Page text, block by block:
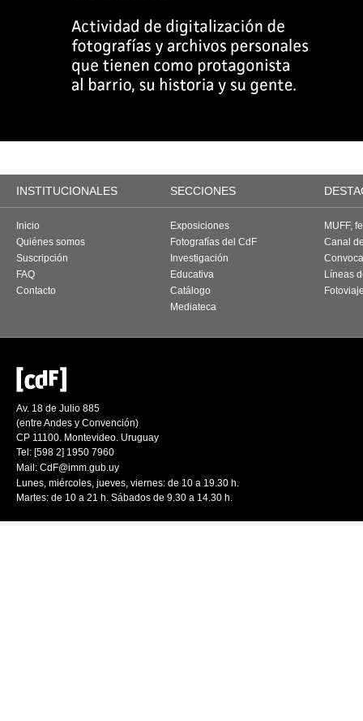
INSTITUCIONALES SECCIONES
Inicio
Quiénes somos
Suscripción
FAQ
Contacto
Exposiciones
Fotografías del CdF
Investigación
Educativa
Catálogo
Mediateca
MUFF,
Canal
Líneas
Av. 18 de Julio 885
(entre Andes y Convención)
CP 11100. Montevideo. Uruguay
Tel: [598 2] 1950 7960
Mail: CdF@imm.gub.uy
Lunes, miércoles, jueves, viernes: de 10 a 19.30 h.
Martes: de 10 a 21 h. Sábados de 9.30 a 14.30 h.